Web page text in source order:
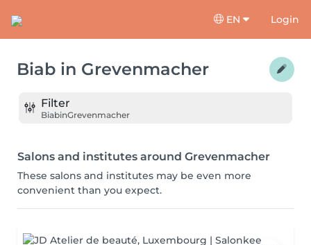
EN Login
Biab in Grevenmacher
Filter
BiabinGrevenmacher
Salons and institutes around Grevenmacher
These salons and institutes may be even more
convenient than you expect.